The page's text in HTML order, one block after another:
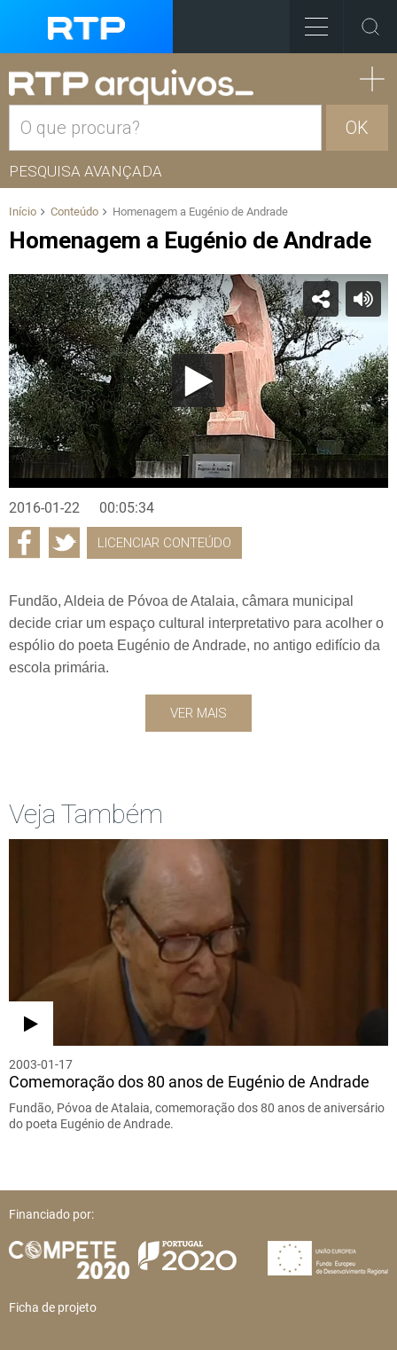
OK
PESQUISA AVANÇADA
Início Conteúdo Homenagem a Eugénio de Andrade
Homenagem a Eugénio de Andrade
2016-01-22 00:05:34
LICENCIAR CONTEÚDO
Fundão, Aldeia de Póvoa de Atalaia, câmara municipal
decide criar um espaço cultural interpretativo para acolher o
espólio do poeta Eugénio de Andrade, no antigo edifício da
escola primária.
VER MAIS
Veja Também
2003-01-17
Comemoração dos 80 anos de Eugénio de Andrade
Fundão, Póvoa de Atalaia, comemoração dos 80 anos de aniversário
do poeta Eugénio de Andrade.
Financiado por:
Ficha de projeto